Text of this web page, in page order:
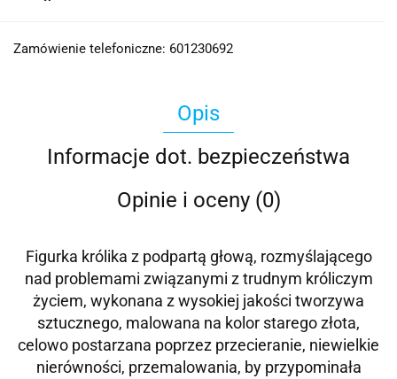
Zamówienie telefoniczne: 601230692
Opis
Informacje dot. bezpieczeństwa
Opinie i oceny (0)
Figurka królika z podpartą głową, rozmyślającego
nad problemami związanymi z trudnym króliczym
życiem, wykonana z wysokiej jakości tworzywa
sztucznego, malowana na kolor starego złota,
celowo postarzana poprzez przecieranie, niewielkie
nierówności, przemalowania, by przypominała